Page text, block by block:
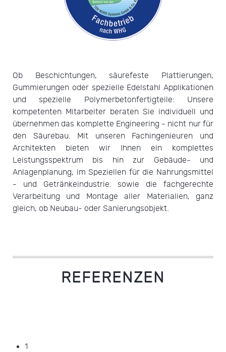
Ob Beschichtungen, säurefeste Plattierungen,
Gummierungen oder spezielle Edelstahl Applikationen
und spezielle Polymerbetonfertigteile: Unsere
kompetenten Mitarbeiter beraten Sie individuell und
übernehmen das komplette Engineering - nicht nur für
den Säurebau. Mit unseren Fachingenieuren und
Architekten bieten wir Ihnen ein komplettes
Leistungsspektrum bis hin zur Gebäude- und
Anlagenplanung, im Speziellen für die Nahrungsmittel
- und Getränkeindustrie. sowie die fachgerechte
Verarbeitung und Montage aller Materialien, ganz
gleich, ob Neubau- oder Sanierungsobjekt.
REFERENZEN
1